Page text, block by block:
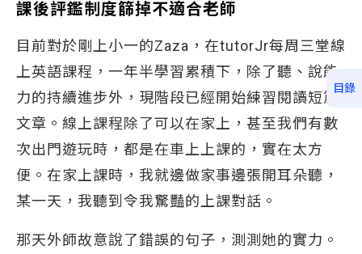
課後評鑑制度篩掉不適合老師
目前對於剛上小一的Zaza，在tutorJr每周三堂線
上英語課程，一年半學習累積下，除了聽、說能
力的持續進步外，現階段已經開始練習閱讀短篇
文章。線上課程除了可以在家上，甚至我們有數
次出門遊玩時，都是在車上上課的，實在太方
便。在家上課時，我就邊做家事邊張開耳朵聽，
某一天，我聽到令我驚豔的上課對話。
那天外師故意說了錯誤的句子，測測她的實力。
目錄